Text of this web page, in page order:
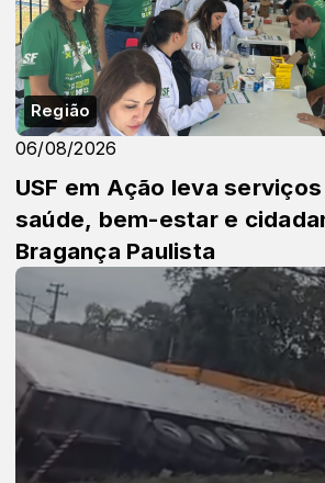
Região
06/08/2026
USF em Ação leva
saúde, bem-estar e
Bragança Paulista